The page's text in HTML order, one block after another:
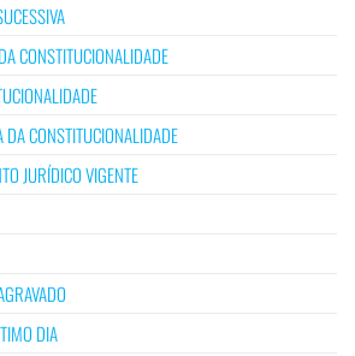
CONSTITUCIONALIDADE
DA CONSTITUCIONALIDADE
JURÍDICO VIGENTE
DIA